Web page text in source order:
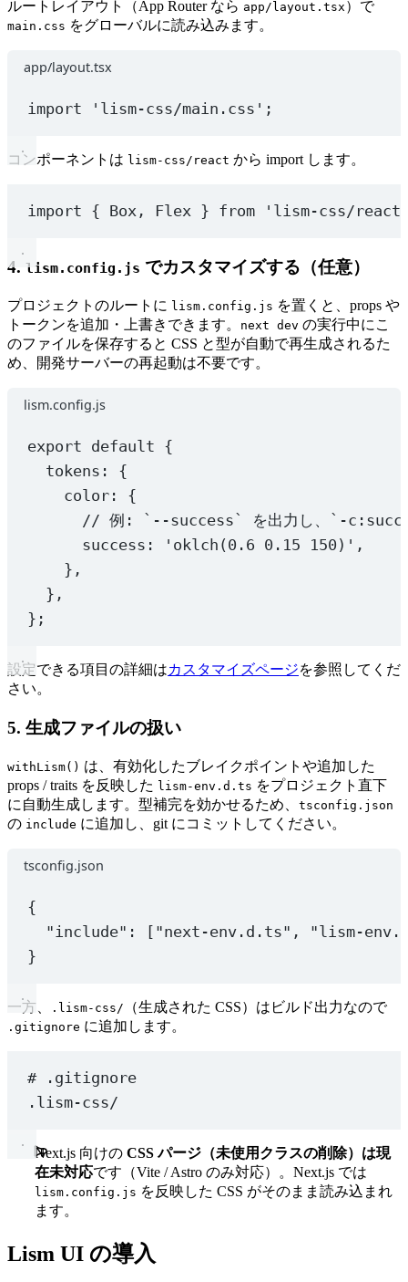
ルートレイアウト（App Router なら app/layout.tsx ）で
main.css をグローバルに読み込みます。
app/layout.tsx
import 'lism-css/main.css' ;
コンポーネントは lism-css/react から import します。
import { Box, Flex } from 'lism-css/
4. lism.config.js でカスタマイズする（任意）
プロジェクトのルートに lism.config.js を置くと、props や
トークンを追加・上書きできます。
next dev の実行中にこ
のファイルを保存すると CSS と型が自動で再生成されるた
め、開発サーバーの再起動は不要です。
lism.config.js
export default {
tokens: {
color: {
// 例: `--success` を出力し、`-
success:
'oklch(0.6 0.15 150)' ,
},
},
};
設定できる項目の詳細はカスタマイズページを参照してくだ
さい。
5. 生成ファイルの扱い
withLism() は、有効化したブレイクポイントや追加した
props / traits を反映した lism-env.d.ts をプロジェクト直下
に自動生成します。型補完を効かせるため、 tsconfig.json
の include に追加し、git にコミットしてください。
tsconfig.json
{
"include" : [ "next-env.d.ts" ,
"lism-
}
一方、 .lism-css/ （生成された CSS）はビルド出力なので
.gitignore に追加します。
# .gitignore
.lism-css/
Next.js 向けの CSS パージ（未使用クラスの削除）は現
在未対応です（Vite / Astro のみ対応）。Next.js では
lism.config.js を反映した CSS がそのまま読み込まれ
ます。
Lism UI の導入